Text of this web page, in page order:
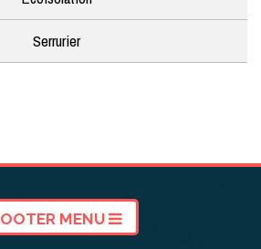
Serrurier
MENU